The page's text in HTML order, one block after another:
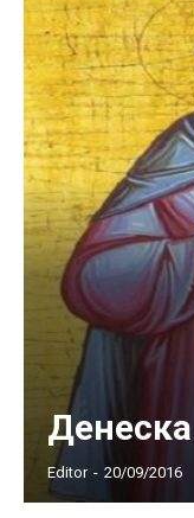
Editor - 20/09/2016